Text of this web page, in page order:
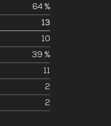
64 %
13
10
39 %
11
2
2